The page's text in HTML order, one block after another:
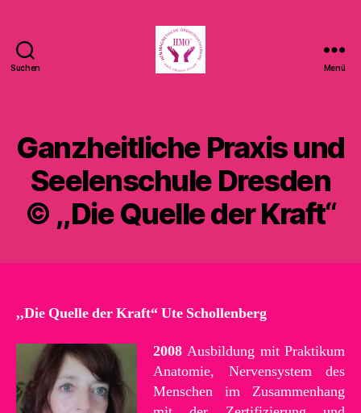
Suchen
Kraft"
Seelenschule
Dresden
©
Menü
Ganzheitliche Praxis und
Seelenschule Dresden
© ,,Die Quelle der Kraft“
,,Die Quelle der Kraft“ Ute Schollenberg
2008 Ausbildung mit Praktikum
Anatomie, Nervensystem des
Menschen im Zusammenhang